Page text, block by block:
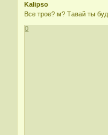
Kalipso
Все трое? м? Тавай ты
0